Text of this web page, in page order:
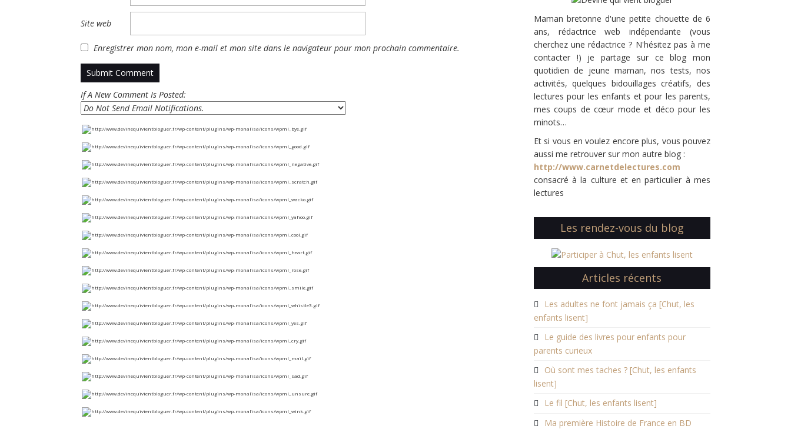
Site web
Enregistrer mon nom, mon e-mail et mon site dans le navigateur pour mon prochain commentaire.
If A New Comment Is Posted:
Maman bretonne d'une petite chouette de 6
ans, rédactrice web indépendante (vous
cherchez une rédactrice ? N'hésitez pas à me
contacter !) je partage sur ce blog mon
quotidien de jeune maman, nos tests, nos
activités, quelques bidouillages créatifs, des
lectures pour les enfants et pour les parents,
mes coups de cœur mode et déco pour les
minots…
Et si vous en voulez encore plus, vous pouvez
aussi me retrouver sur mon autre blog :
http://www.carnetdelectures.com
consacré à la culture et en particulier à mes
lectures
Les rendez-vous du blog
Articles récents
Les adultes ne font jamais ça [Chut, les
enfants lisent]
Le guide des livres pour enfants pour
parents curieux
Où sont mes taches ? [Chut, les enfants
lisent]
Le fil [Chut, les enfants lisent]
Ma première Histoire de France en BD